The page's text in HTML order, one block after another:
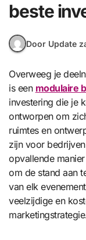
beste
Door Update
Overweeg je deelname aan een beurs of evenement? Dan
is een modulaire
investering die je
ontworpen om
ruimtes en
zijn voor
opvallende
om de stand aan
van elk
veelzijdige en